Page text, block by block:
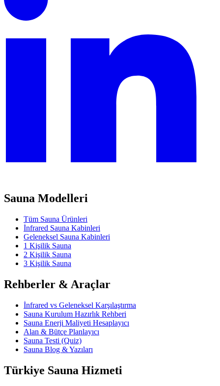
Sauna Modelleri
Tüm Sauna Ürünleri
İnfrared Sauna Kabinleri
Geleneksel Sauna Kabinleri
1 Kişilik Sauna
2 Kişilik Sauna
3 Kişilik Sauna
Rehberler & Araçlar
İnfrared vs Geleneksel Karşılaştırma
Sauna Kurulum Hazırlık Rehberi
Sauna Enerji Maliyeti Hesaplayıcı
Alan & Bütçe Planlayıcı
Sauna Testi (Quiz)
Sauna Blog & Yazıları
Türkiye Sauna Hizmeti